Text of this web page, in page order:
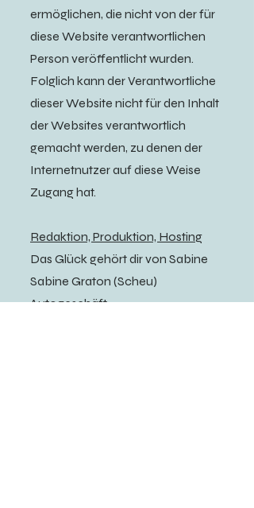
ermöglichen, die nicht von der für
diese Website verantwortlichen
Person veröffentlicht wurden.
Folglich kann der Verantwortliche
dieser Website nicht für den Inhalt
der Websites verantwortlich
gemacht werden, zu denen der
Internetnutzer auf diese Weise
Zugang hat.
Redaktion, Produktion, Hosting
Das Glück gehört dir von Sabine
Sabine Graton (Scheu)
Autogeschäft